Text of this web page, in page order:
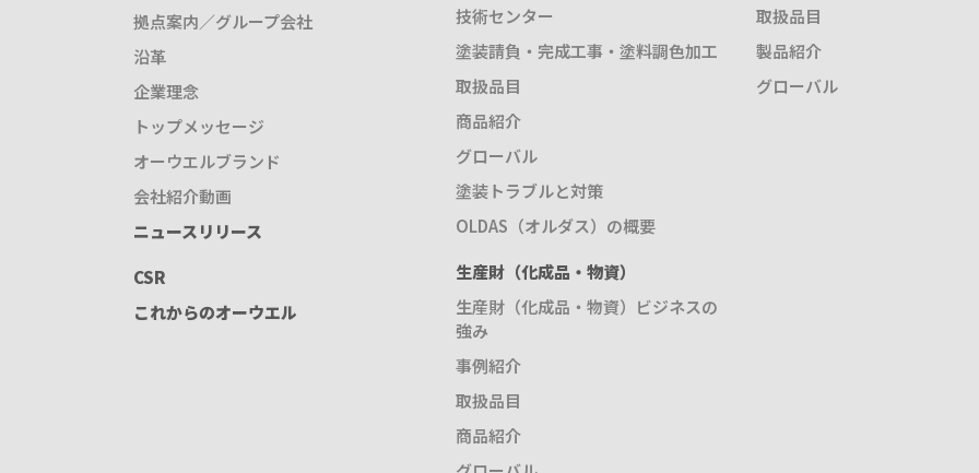
拠点案内／グループ会社
沿革
企業理念
トップメッセージ
オーウエルブランド
会社紹介動画
ニュースリリース
CSR
これからのオーウエル
技術センター
塗装請負・完成工事・塗料調色加工
取扱品目
商品紹介
グローバル
塗装トラブルと対策
OLDAS（オルダス）の概要
生産財（化成品・物資）
生産財（化成品・物資）ビジネスの
強み
事例紹介
取扱品目
商品紹介
取扱品目
製品紹介
グローバル